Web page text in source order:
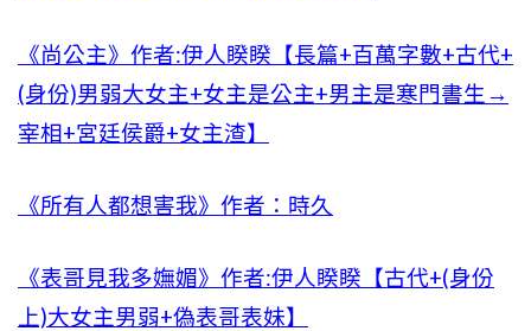
《尚公主》作者:伊人睽睽【長篇+百萬字數+古代+
(身份)男弱大女主+女主是公主+男主是寒門書生→
宰相+宮廷侯爵+女主渣】
《所有人都想害我》作者：時久
《表哥見我多嫵媚》作者:伊人睽睽【古代+(身份
上)大女主男弱+偽表哥表妹】